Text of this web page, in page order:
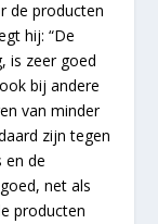
de producten
hij: “De
is zeer goed
bij andere
van minder
zijn tegen
en de
net als
producten